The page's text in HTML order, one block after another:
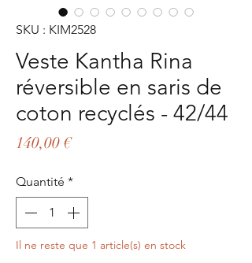
SKU : KIM2528
Veste Kantha Rina
réversible en saris de
coton recyclés - 42/44
140,00 €Prix
Quantité *
Il ne reste que 1 article(s) en stock